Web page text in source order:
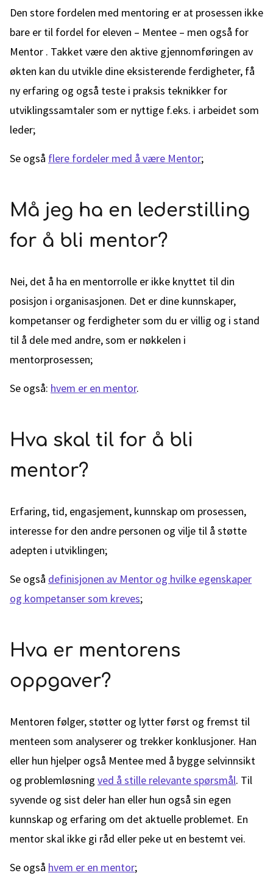
Den store fordelen med mentoring er at prosessen ikke
bare er til fordel for eleven – Mentee – men også for
Mentor . Takket være den aktive gjennomføringen av
økten kan du utvikle dine eksisterende ferdigheter, få
ny erfaring og også teste i praksis teknikker for
utviklingssamtaler som er nyttige f.eks. i arbeidet som
leder;
Se også flere fordeler med å være Mentor;
Må jeg ha en lederstilling
for å bli mentor?
Nei, det å ha en mentorrolle er ikke knyttet til din
posisjon i organisasjonen. Det er dine kunnskaper,
kompetanser og ferdigheter som du er villig og i stand
til å dele med andre, som er nøkkelen i
mentorprosessen;
Se også: hvem er en mentor.
Hva skal til for å bli
mentor?
Erfaring, tid, engasjement, kunnskap om prosessen,
interesse for den andre personen og vilje til å støtte
adepten i utviklingen;
Se også definisjonen av Mentor og hvilke egenskaper
og kompetanser som kreves;
Hva er mentorens
oppgaver?
Mentoren følger, støtter og lytter først og fremst til
menteen som analyserer og trekker konklusjoner. Han
eller hun hjelper også Mentee med å bygge selvinnsikt
og problemløsning ved å stille relevante spørsmål. Til
syvende og sist deler han eller hun også sin egen
kunnskap og erfaring om det aktuelle problemet. En
mentor skal ikke gi råd eller peke ut en bestemt vei.
Se også hvem er en mentor;